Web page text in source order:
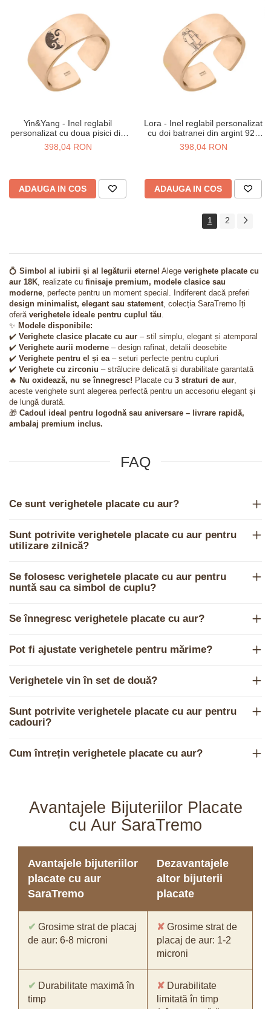
Yin&Yang - Inel reglabil
personalizat cu doua pisici din
argint 925 placat cu aur roz
398,04 RON
ADAUGA IN COS
Lora - Inel reglabil personalizat
cu doi batranei din argint 925
placat cu aur roz
398,04 RON
ADAUGA IN COS
1 2
💍 Simbol al iubirii și al legăturii eterne! Alege verighete placate cu
aur 18K, realizate cu finisaje premium, modele clasice sau
moderne, perfecte pentru un moment special. Indiferent dacă preferi
design minimalist, elegant sau statement, colecția SaraTremo îți
oferă verighetele ideale pentru cuplul tău.
✨ Modele disponibile:
✔️ Verighete clasice placate cu aur – stil simplu, elegant și atemporal
✔️ Verighete aurii moderne – design rafinat, detalii deosebite
✔️ Verighete pentru el și ea– seturi perfecte pentru cupluri
✔️ Verighete cu zirconiu – strălucire delicată și durabilitate garantată
🔥 Nu oxidează, nu se înnegresc! Placate cu 3 straturi de aur,
aceste verighete sunt alegerea perfectă pentru un accesoriu elegant și
de lungă durată.
🎁 Cadoul ideal pentru logodnă sau aniversare – livrare rapidă,
ambalaj premium inclus.
FAQ
Ce sunt verighetele placate cu aur?
Sunt potrivite verighetele placate cu aur pentru
utilizare zilnică?
Se folosesc verighetele placate cu aur pentru
nuntă sau ca simbol de cuplu?
Se înnegresc verighetele placate cu aur?
Pot fi ajustate verighetele pentru mărime?
Verighetele vin în set de două?
Sunt potrivite verighetele placate cu aur pentru
cadouri?
Cum întrețin verighetele placate cu aur?
Avantajele Bijuteriilor Placate
cu Aur SaraTremo
Avantajele bijuteriilor
placate cu aur
SaraTremo
Dezavantajele
altor bijuterii
placate
✔ Grosime strat de placaj
de aur: 6-8 microni
✘ Grosime strat de
placaj de aur: 1-2
microni
✔ Durabilitate maximă în
timp
✘ Durabilitate
limitată în timp